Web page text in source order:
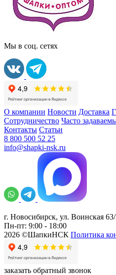
Мы в соц. сетях
О компании Новости Доставка
Сотрудничество Часто
Контакты Статьи
8 800 500 52 25
info@shapki-nsk.ru
г. Новосибирск, ул. Воинская
Пн-пт: 9:00 - 18:00
2026 ©ШапкиНСК Политика
заказать обратный звонок